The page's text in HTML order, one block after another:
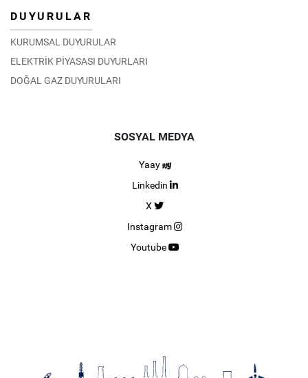
DUYURULAR
KURUMSAL DUYURULAR
ELEKTRİK PİYASASI DUYURLARI
DOĞAL GAZ DUYURULARI
SOSYAL MEDYA
Yaay
Linkedin
X
Instagram
Youtube